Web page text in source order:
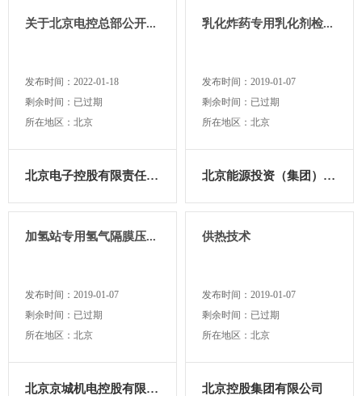
现代农业 食品加工
仪器仪表 集成电路
人工智能
贵州 云南 青海
新疆 澳门
关于北京电控总部公开...
发布时间：2022-01-18
剩余时间：已过期
所在地区：北京
北京电子控股有限责任公司
乳化炸药专用乳化剂检...
发布时间：2019-01-07
剩余时间：已过期
所在地区：北京
北京能源投资（集团）有限...
加氢站专用氢气隔膜压...
发布时间：2019-01-07
剩余时间：已过期
所在地区：北京
北京京城机电控股有限责任...
供热技术
发布时间：2019-01-07
剩余时间：已过期
所在地区：北京
北京控股集团有限公司